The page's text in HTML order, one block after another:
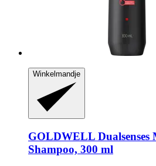
Winkelmandje
GOLDWELL
Shampoo, 300 ml